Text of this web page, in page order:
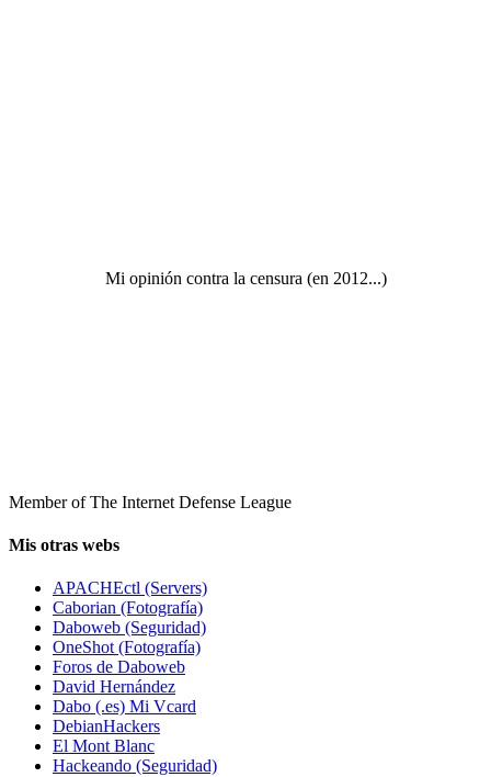
Mi opinión contra la censura (en 2012...)
Member of The Internet Defense League
Mis otras webs
APACHEctl (Servers)
Caborian (Fotografía)
Daboweb (Seguridad)
OneShot (Fotografía)
Foros de Daboweb
David Hernández
Dabo (.es) Mi Vcard
DebianHackers
El Mont Blanc
Hackeando (Seguridad)